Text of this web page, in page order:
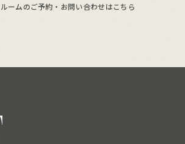
ームのご予約・お問い合わせはこちら